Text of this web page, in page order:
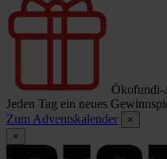
Ökofundi-
Jeden Tag ein neues
Zum Adventskalender
×
×